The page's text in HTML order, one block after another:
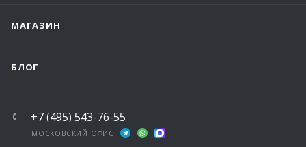
МАГАЗИН
БЛОГ
+7 (495) 543-76-55
МОСКОВСКИЙ ОФИС